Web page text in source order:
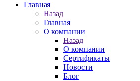
Главная
Назад
Главная
О компании
Назад
О компании
Сертификаты
Новости
Блог